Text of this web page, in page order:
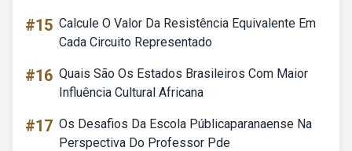
#15 Calcule O Valor Da Resistência Equivalente Em
Cada Circuito Representado
#16 Quais São Os Estados Brasileiros Com Maior
Influência Cultural Africana
#17 Os Desafios Da Escola Públicaparanaense Na
Perspectiva Do Professor Pde